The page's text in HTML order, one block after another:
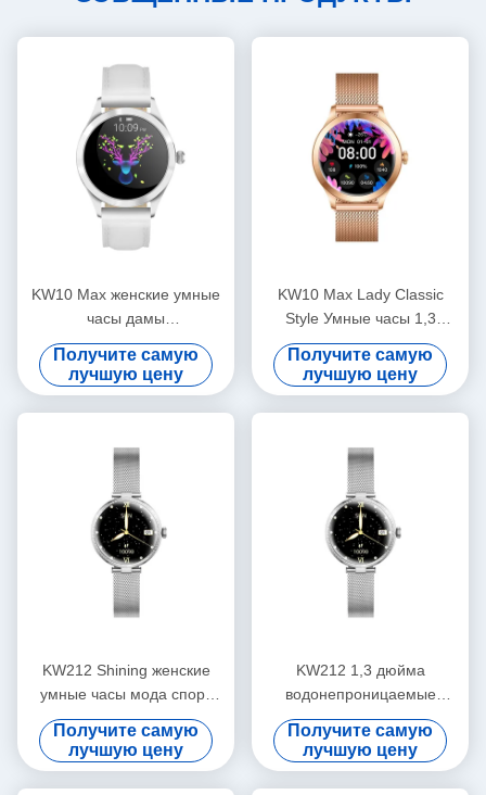
KW10 Max женские умные
часы дамы
водонепроницаемые
женщины фитнес умные
часы AMOLED дисплей
Получите самую
лучшую цену
KW10 Max Lady Classic
Style Умные часы 1,3
дюйма женское здоровье
Умные часы
водонепроницаемые
Получите самую
лучшую цену
KW212 Shining женские
умные часы мода спорт
роскошные женские умные
часы водонепроницаемые
Получите самую
лучшую цену
KW212 1,3 дюйма
водонепроницаемые
женские умные часы
дамские
водонепроницаемые
Получите самую
лучшую цену